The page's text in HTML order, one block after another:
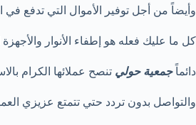
وأيضاً من أجل توفير الأموال التي تدفع في
كل ما عليك فعله هو إطفاء الأنوار
دائماًجمعية حولي تنصح عملائها الكرام
والتواصل بدون تردد حتي تتمتع عزيزي